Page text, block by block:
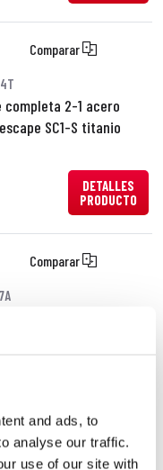
and ads, to
analyse our traffic.
use of our site with
Comparar
completa 2-1 acero
SC1-S titanio
DETALLES
PRODUCTO
Comparar
PRODUCTO